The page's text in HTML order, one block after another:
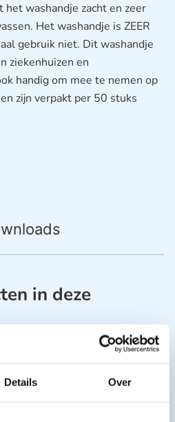
Details Over
washandje zacht en zeer
Het washandje is ZEER
gebruik niet. Dit washandje
ziekenhuizen en
handig om mee te nemen op
zijn verpakt per 50 stuks
in deze